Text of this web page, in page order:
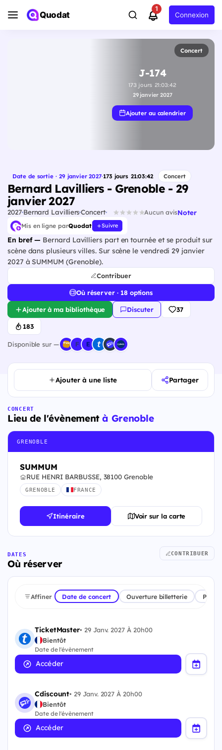
Quodat
1
Connexion
Concert
J-174
173 jours 21:03:41
29 janvier 2027
Ajouter au calendrier
Date de sortie · 29 janvier 2027·173jours 21:03:41 Concert
Bernard Lavilliers - Grenoble - 29
janvier 2027
2027Bernard LavilliersConcert Aucun avisNoter
Mis en ligne parQuodat Suivre
En bref — Bernard Lavilliers part en tournée et se produit sur
scène dans plusieurs villes. Sur scène le vendredi 29 janvier
2027 à SUMMUM (Grenoble).
Contribuer
Où réserver · 18 options
Ajouter à ma bibliothèque Discuter 37
183
Disponible sur —
Ajouter à une liste Partager
CONCERT
Lieu de l'évènementà Grenoble
GRENOBLE
SUMMUM
RUE HENRI BARBUSSE, 38100 Grenoble
GRENOBLE FRANCE
Itinéraire Voir sur la carte
DATES
Où réserver
CONTRIBUER
Affiner Date de concert Ouverture billetterie
TicketMaster• 29 Janv. 2027 À 20h00
Bientôt
Date de l'évènement
Accéder
Cdiscount• 29 Janv. 2027 À 20h00
Bientôt
Date de l'évènement
Accéder